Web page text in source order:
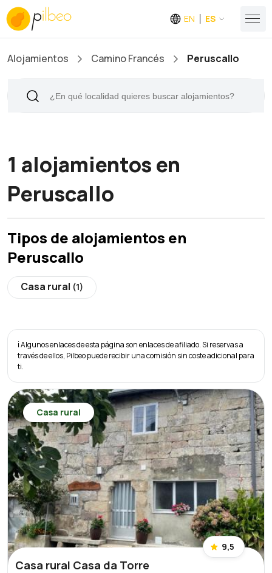
EN ES
Alojamientos Camino Francés Peruscallo
1 alojamientos en
Peruscallo
Tipos de alojamientos en
Peruscallo
Casa rural (1)
ℹ️ Algunos enlaces de esta página son enlaces de afiliado. Si reservas a
través de ellos, Pilbeo puede recibir una comisión sin coste adicional para
ti.
Casa rural
9,5
Casa rural Casa da Torre